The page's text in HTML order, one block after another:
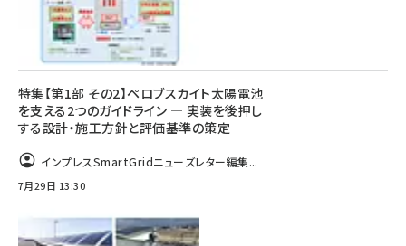
特集【第1部 その2】ペロブスカイト太陽電池
を支える2つのガイドライン ― 実装を後押し
する設計・施工方針と評価基準の策定 ―
インプレスSmartGridニューズレター編集...
7月29日 13:30